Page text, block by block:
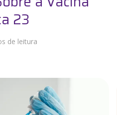
23
de leitura